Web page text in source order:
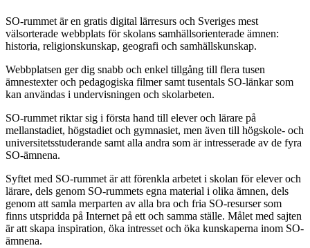
SO-rummet är en gratis digital lärresurs och Sveriges mest
välsorterade webbplats för skolans samhällsorienterade ämnen:
historia, religionskunskap, geografi och samhällskunskap.
Webbplatsen ger dig snabb och enkel tillgång till flera tusen
ämnestexter och pedagogiska filmer samt tusentals SO-länkar som
kan användas i undervisningen och skolarbeten.
SO-rummet riktar sig i första hand till elever och lärare på
mellanstadiet, högstadiet och gymnasiet, men även till högskole- och
universitetsstuderande samt alla andra som är intresserade av de fyra
SO-ämnena.
Syftet med SO-rummet är att förenkla arbetet i skolan för elever och
lärare, dels genom SO-rummets egna material i olika ämnen, dels
genom att samla merparten av alla bra och fria SO-resurser som
finns utspridda på Internet på ett och samma ställe. Målet med sajten
är att skapa inspiration, öka intresset och öka kunskaperna inom SO-
ämnena.